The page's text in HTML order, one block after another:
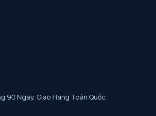
90 Ngày, Giao Hàng Toàn Quốc.